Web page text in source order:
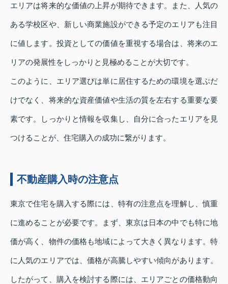
エリアは将来的な価値の上昇が期待できます。また、人気の
ある学校区や、新しい商業施設ができる予定のエリアも注目
に値します。投資としての価値を重視する場合は、将来のエ
リアの発展性をしっかりと見極めることが大切です。
このように、エリア選びは単に居住するための環境を選ぶだ
けでなく、将来的な資産価値や生活の質を左右する重要な要
素です。しっかりと情報を収集し、自分に合ったエリアを見
つけることが、住宅購入の成功に繋がります。
不動産購入時の注意点
東京で住宅を購入する際には、特有の注意点を理解し、慎重
に進めることが必要です。まず、東京は日本の中でも特に地
価が高く、物件の価格も地域によって大きく異なります。特
に人気のエリアでは、価格が高騰しやすい傾向があります。
したがって、購入を検討する際には、エリアごとの価格動向